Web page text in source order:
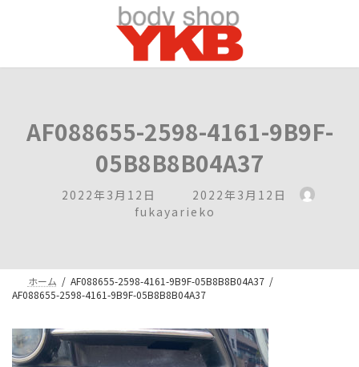
ツ
シ
AF088655-2598-4161-9B9F-
05B8B8B04A37
2022年3月12日
最
終
時
:
2022年3月12日
fukayarieko
ホーム
AF088655-2598-4161-9B9F-05B8B8B04A37
AF088655-2598-4161-9B9F-05B8B8B04A37